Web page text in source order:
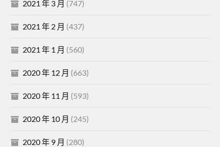
2021 年 3 月 (747)
2021 年 2 月 (437)
2021 年 1 月 (560)
2020 年 12 月 (663)
2020 年 11 月 (593)
2020 年 10 月 (245)
2020 年 9 月 (280)